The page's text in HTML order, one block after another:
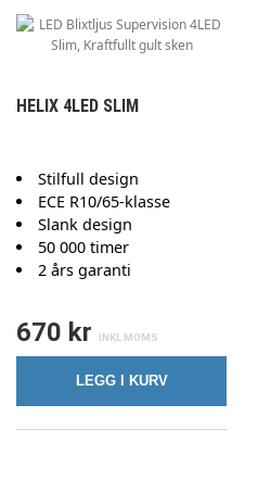
HELIX 4LED SLIM
Stilfull design
ECE R10/65-klasse
Slank design
50 000 timer
2 års garanti
670 kr
LEGG I KURV